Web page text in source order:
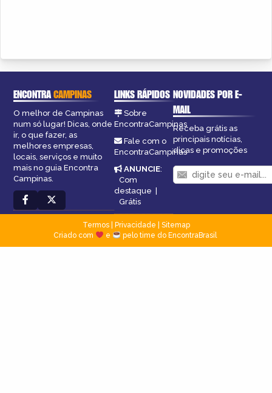
ENCONTRACAMPINAS
O melhor de Campinas
num só lugar! Dicas, onde
ir, o que fazer, as
melhores empresas,
locais, serviços e muito
mais no guia Encontra
Campinas.
LINKS RÁPIDOS
Sobre
EncontraCampinas
Fale com o
EncontraCampinas
ANUNCIE:
Com
destaque |
Grátis
NOVIDADES POR E-
MAIL
Receba grátis as
principais notícias,
dicas e promoções
Termos| Privacidade
Sitemap
Criado com
e pelo time do EncontraBrasil